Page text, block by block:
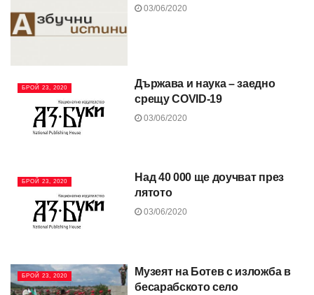
03/06/2020
БРОЙ 23, 2020
Държава и наука – заедно
срещу COVID-19
03/06/2020
БРОЙ 23, 2020
Над 40 000 ще доучват през
лятото
03/06/2020
БРОЙ 23, 2020
Музеят на Ботев с изложба в
бесарабското село